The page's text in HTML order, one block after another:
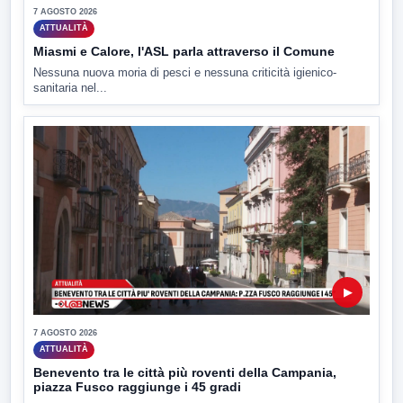
7 AGOSTO 2026
ATTUALITÀ
Miasmi e Calore, l'ASL parla attraverso il Comune
Nessuna nuova moria di pesci e nessuna criticità igienico-
sanitaria nel...
▶
7 AGOSTO 2026
ATTUALITÀ
Benevento tra le città più roventi della Campania,
piazza Fusco raggiunge i 45 gradi